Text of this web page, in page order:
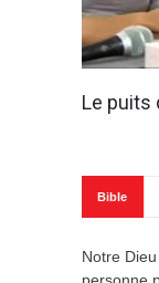
Le puits
Bible
Notre
personne